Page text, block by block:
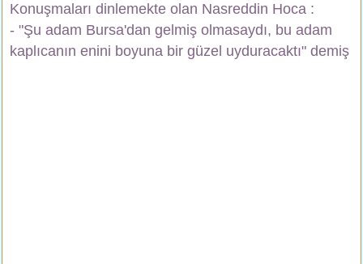
Konuşmaları dinlemekte olan Nasreddin Hoca :
- "Şu adam Bursa'dan gelmiş olmasaydı, bu adam
kaplıcanın enini boyuna bir güzel uyduracaktı" demiş